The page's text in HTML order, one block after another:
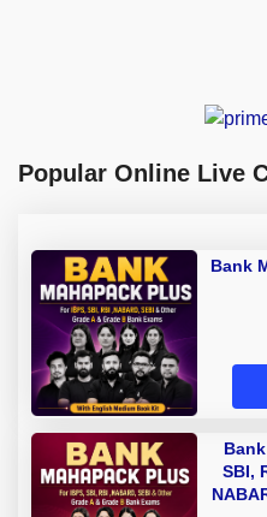
Popular Online Live
Bank
SBI,